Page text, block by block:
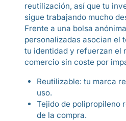
reutilización, así que tu
sigue trabajando mucho
Frente a una bolsa
personalizadas asocian el
tu identidad y refuerzan el
comercio sin coste por
Reutilizable: tu marca
uso.
Tejido de polipropileno
de la compra.